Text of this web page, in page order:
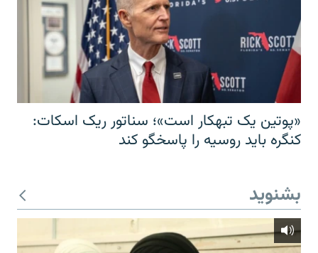
«پوتین یک تبهکار است»؛ سناتور ریک اسکات:
کنگره باید روسیه را پاسخگو کند
بشنوید